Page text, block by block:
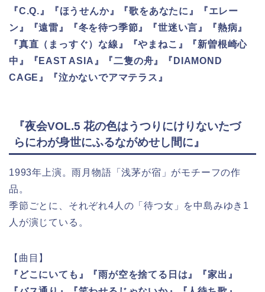
『C.Q.』『ほうせんか』『歌をあなたに』『エレー
ン』『遠雷』『冬を待つ季節』『世迷い言』『熱病』
『真直（まっすぐ）な線』『やまねこ』『新曽根崎心
中』『EAST ASIA』『二隻の舟』『DIAMOND
CAGE』『泣かないでアマテラス』
『夜会VOL.5 花の色はうつりにけりないたづ
らにわが身世にふるながめせし間に』
1993年上演。雨月物語「浅茅が宿」がモチーフの作
品。
季節ごとに、それぞれ4人の「待つ女」を中島みゆき1
人が演じている。
【曲目】
『どこにいても』『雨が空を捨てる日は』『家出』